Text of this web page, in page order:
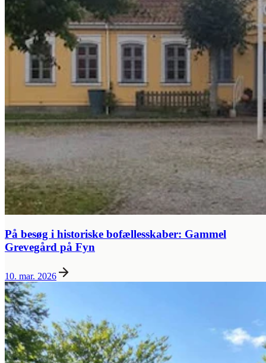
På besøg i historiske bofællesskaber: Gammel
Grevegård på Fyn
10. mar. 2026